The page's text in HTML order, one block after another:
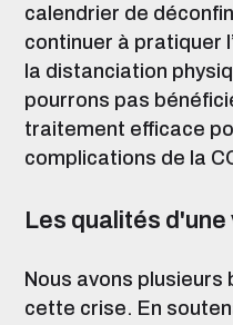
calendrier de
continuer à pratiquer
la distanciation
pourrons pas
traitement efficace
complications de la
Les qualités d'une
Nous avons
cette crise. En